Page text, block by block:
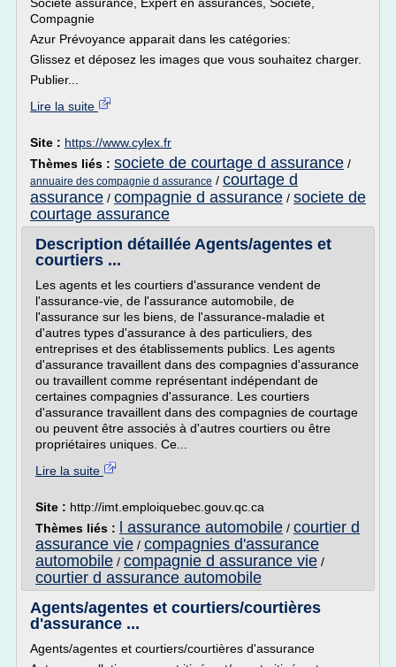
Compagnie
Azur Prévoyance apparait dans les catégories:
Glissez et déposez les images que vous souhaitez charger.
Publier...
Lire la suite
Site : https://www.cylex.fr
Thèmes liés : societe de courtage d assurance /
annuaire des compagnie d assurance / courtage d
assurance / compagnie d assurance / societe de
courtage assurance
Description détaillée Agents/agentes et
courtiers ...
Les agents et les courtiers d'assurance vendent de
l'assurance-vie, de l'assurance automobile, de
l'assurance sur les biens, de l'assurance-maladie et
d'autres types d'assurance à des particuliers, des
entreprises et des établissements publics. Les agents
d'assurance travaillent dans des compagnies d'assurance
ou travaillent comme représentant indépendant de
certaines compagnies d'assurance. Les courtiers
d'assurance travaillent dans des compagnies de courtage
ou peuvent être associés à d'autres courtiers ou être
propriétaires uniques. Ce...
Lire la suite
Site : http://imt.emploiquebec.gouv.qc.ca
Thèmes liés :
l assurance automobile / courtier d
assurance vie / compagnies d'assurance
automobile / compagnie d assurance vie /
courtier d assurance automobile
Agents/agentes et courtiers/courtières
d'assurance ...
Agents/agentes et courtiers/courtières d'assurance